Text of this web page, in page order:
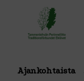
Ajankohtaista